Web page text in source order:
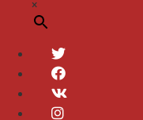
×